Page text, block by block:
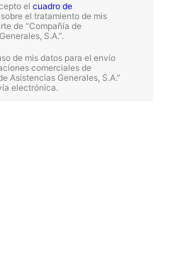
elcuadro de
sobre el tratamiento de mis
de “Compañía de
S.A.”.
de mis datos para el envío
comerciales de
Asistencias Generales, S.A.”
electrónica.